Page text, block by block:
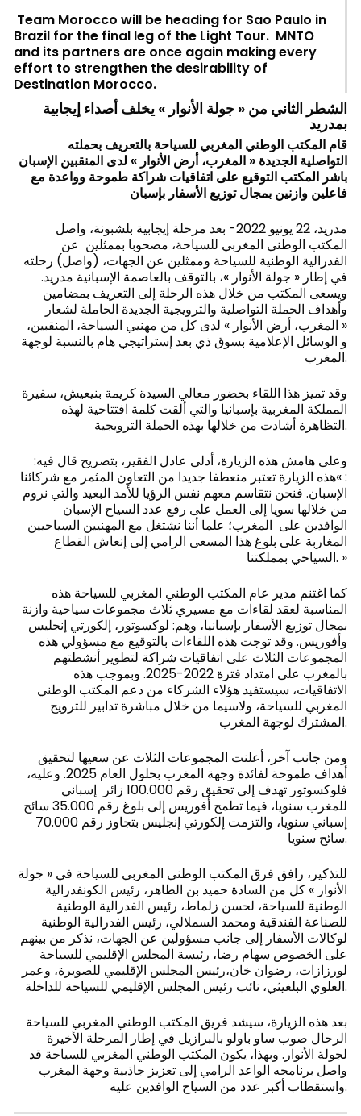
Team Morocco will be heading for Sao Paulo in
Brazil for the final leg of the Light Tour. MNTO
and its partners are once again making every
effort to strengthen the desirability of
Destination Morocco.
بمدريد
قام المكتب الوطني المغربي للسياحة بالتعريف بحملته
التواصلية الجديدة « المغرب، أرض الأنوار » لدى المنقبين الإسبان
باشر المكتب التوقيع على اتفاقيات شراكة طموحة وواعدة مع
فاعلين وازنين بمجال توزيع الأسفار بإسبان
مدريد، 22 يونيو 2022- بعد مرحلة إيجابية بلشبونة، واصل
المكتب الوطني المغربي للسياحة، مصحوبا بممثلين عن
الفدرالية الوطنية للسياحة وممثلين عن الجهات، (واصل) رحلته
في إطار « جولة الأنوار »، بالتوقف بالعاصمة الإسبانية مدريد.
ويسعى المكتب من خلال هذه الرحلة إلى التعريف بمضامين
وأهداف الحملة التواصلية والترويجية الجديدة الحاملة لشعار
« المغرب، أرض الأنوار » لدى كل من مهنيي السياحة، المنقبين،
و الوسائل الإعلامية بسوق ذي بعد إستراتيجي هام بالنسبة لوجهة
المغرب.
وقد تميز هذا اللقاء بحضور معالي السيدة كريمة بنيعيش، سفيرة
المملكة المغربية بإسبانيا والتي ألقت كلمة افتتاحية لهذه
التظاهرة أشادت من خلالها بهذه الحملة الترويجية.
وعلى هامش هذه الزيارة، أدلى عادل الفقير، بتصريح قال فيه:
: »هذه الزيارة تعتبر منعطفا جديدا من التعاون المثمر مع شركائنا
الإسبان. فنحن نتقاسم معهم نفس الرؤيا للأمد البعيد والتي نروم
من خلالها سويا إلى العمل على رفع عدد السياح الإسبان
الوافدين على المغرب؛ علما أننا نشتغل مع المهنيين السياحيين
المغاربة على بلوغ هذا المسعى الرامي إلى إنعاش القطاع
السياحي بمملكتنا. »
كما اغتنم مدير عام المكتب الوطني المغربي للسياحة هذه
المناسبة لعقد لقاءات مع مسيري ثلاث مجموعات سياحية وازنة
بمجال توزيع الأسفار بإسبانيا، وهم: لوكسوتور، إلكورتي إنجليس
وأفوريس. وقد توجت هذه اللقاءات بالتوقيع مع مسؤولي هذه
المجموعات الثلاث على اتفاقيات شراكة لتطوير أنشطتهم
بالمغرب على امتداد فترة 2022-2025. وبموجب هذه
الاتفاقيات، سيستفيد هؤلاء الشركاء من دعم المكتب الوطني
المغربي للسياحة، ولاسيما من خلال مباشرة تدابير للترويج
المشترك لوجهة المغرب.
ومن جانب آخر، أعلنت المجموعات الثلاث عن سعيها لتحقيق
أهداف طموحة لفائدة وجهة المغرب بحلول العام 2025. وعليه،
فلوكسوتور تهدف إلى تحقيق رقم 100.000 زائر إسباني
للمغرب سنويا، فيما تطمح أفوريس إلى بلوغ رقم 35.000 سائح
إسباني سنويا، والتزمت إلكورتي إنجليس بتجاوز رقم 70.000
سائح سنويا.
للتذكير، رافق فرق المكتب الوطني المغربي للسياحة في « جولة
الأنوار » كل من السادة حميد بن الطاهر، رئيس الكونفدرالية
الوطنية للسياحة، لحسن زلماط، رئيس الفدرالية الوطنية
للصناعة الفندقية ومحمد السملالي، رئيس الفدرالية الوطنية
لوكالات الأسفار إلى جانب مسؤولين عن الجهات، نذكر من بينهم
على الخصوص سهام رضا، رئيسة المجلس الإقليمي للسياحة
لورزازات، رضوان خان،رئيس المجلس الإقليمي للصويرة، وعمر
العلوي البلغيثي، نائب رئيس المجلس الإقليمي للسياحة للداخلة.
بعد هذه الزيارة، سيشد فريق المكتب الوطني المغربي للسياحة
الرحال صوب ساو باولو بالبرازيل في إطار المرحلة الأخيرة
لجولة الأنوار. وبهذا، يكون المكتب الوطني المغربي للسياحة قد
واصل برنامجه الواعد الرامي إلى تعزيز جاذبية وجهة المغرب
واستقطاب أكبر عدد من السياح الوافدين عليه.